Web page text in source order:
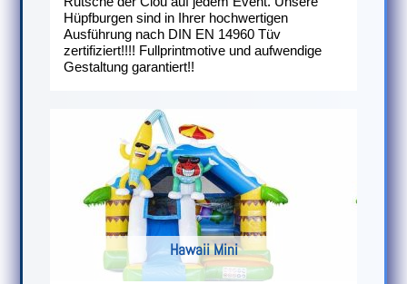
Hüpfburgen sind in Ihrer hochwertigen
Ausführung nach DIN EN 14960 Tüv
zertifiziert!!!! Fullprintmotive und aufwendige
Gestaltung garantiert!!
Hawaii Mini